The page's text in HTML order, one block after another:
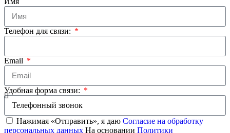
Телефон для связи:
Email
Удобная форма связи:
Нажимая «Отправить», я даю Согласие на обработку
персональных данных На основании Политики